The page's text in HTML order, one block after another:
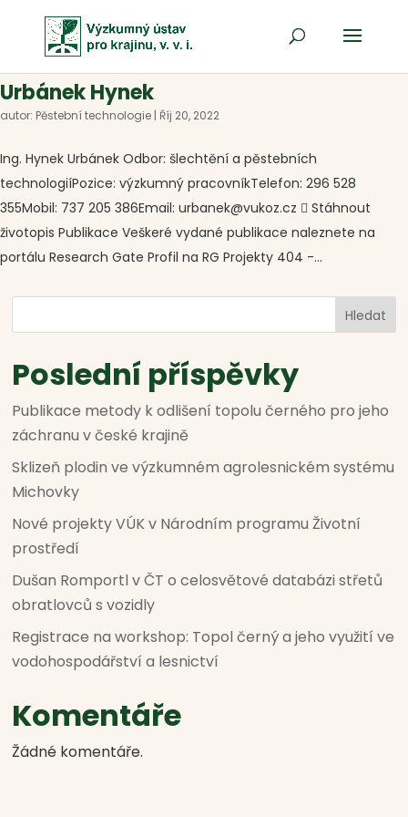
Urbánek Hynek
autor: Pěstební technologie | Říj 20, 2022
Ing. Hynek Urbánek Odbor: šlechtění a pěstebních
technologiíPozice: výzkumný pracovníkTelefon: 296 528
355Mobil: 737 205 386Email: urbanek@vukoz.cz  Stáhnout
životopis Publikace Veškeré vydané publikace naleznete na
portálu Research Gate Profil na RG Projekty 404 -...
Hledat
Poslední příspěvky
Publikace metody k odlišení topolu černého pro jeho
záchranu v české krajině
Sklizeň plodin ve výzkumném agrolesnickém systému
Michovky
Nové projekty VÚK v Národním programu Životní
prostředí
Dušan Romportl v ČT o celosvětové databázi střetů
obratlovců s vozidly
Registrace na workshop: Topol černý a jeho využití ve
vodohospodářství a lesnictví
Komentáře
Žádné komentáře.